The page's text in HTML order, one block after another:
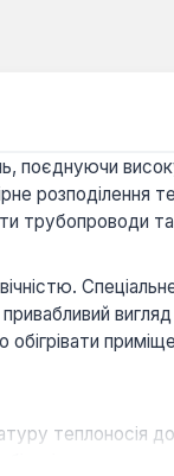
поєднуючи
розподілення
трубопроводи
теплоносія